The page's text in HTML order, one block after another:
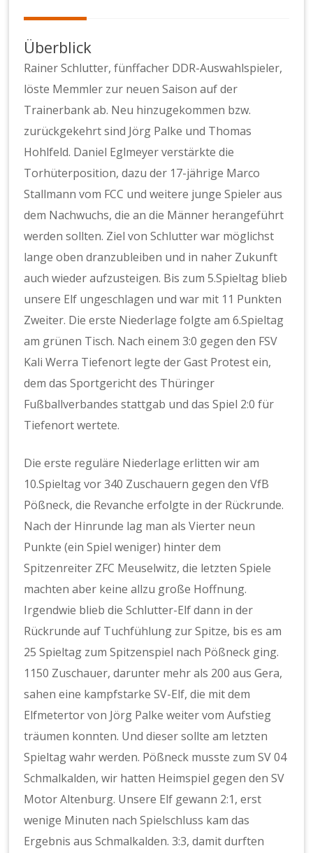
Überblick
Rainer Schlutter, fünffacher DDR-Auswahlspieler,
löste Memmler zur neuen Saison auf der
Trainerbank ab. Neu hinzugekommen bzw.
zurückgekehrt sind Jörg Palke und Thomas
Hohlfeld. Daniel Eglmeyer verstärkte die
Torhüterposition, dazu der 17-jährige Marco
Stallmann vom FCC und weitere junge Spieler aus
dem Nachwuchs, die an die Männer herangeführt
werden sollten. Ziel von Schlutter war möglichst
lange oben dranzubleiben und in naher Zukunft
auch wieder aufzusteigen. Bis zum 5.Spieltag blieb
unsere Elf ungeschlagen und war mit 11 Punkten
Zweiter. Die erste Niederlage folgte am 6.Spieltag
am grünen Tisch. Nach einem 3:0 gegen den FSV
Kali Werra Tiefenort legte der Gast Protest ein,
dem das Sportgericht des Thüringer
Fußballverbandes stattgab und das Spiel 2:0 für
Tiefenort wertete.
Die erste reguläre Niederlage erlitten wir am
10.Spieltag vor 340 Zuschauern gegen den VfB
Pößneck, die Revanche erfolgte in der Rückrunde.
Nach der Hinrunde lag man als Vierter neun
Punkte (ein Spiel weniger) hinter dem
Spitzenreiter ZFC Meuselwitz, die letzten Spiele
machten aber keine allzu große Hoffnung.
Irgendwie blieb die Schlutter-Elf dann in der
Rückrunde auf Tuchfühlung zur Spitze, bis es am
25 Spieltag zum Spitzenspiel nach Pößneck ging.
1150 Zuschauer, darunter mehr als 200 aus Gera,
sahen eine kampfstarke SV-Elf, die mit dem
Elfmetertor von Jörg Palke weiter vom Aufstieg
träumen konnten. Und dieser sollte am letzten
Spieltag wahr werden. Pößneck musste zum SV 04
Schmalkalden, wir hatten Heimspiel gegen den SV
Motor Altenburg. Unsere Elf gewann 2:1, erst
wenige Minuten nach Spielschluss kam das
Ergebnis aus Schmalkalden. 3:3, damit durften